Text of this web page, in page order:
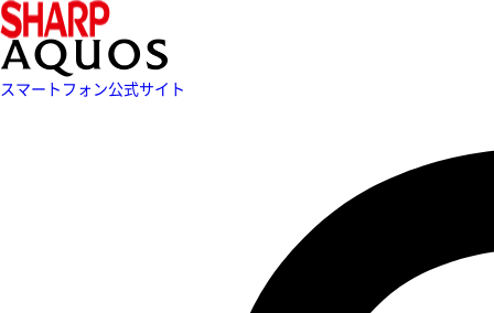
スマートフォン公式サイト